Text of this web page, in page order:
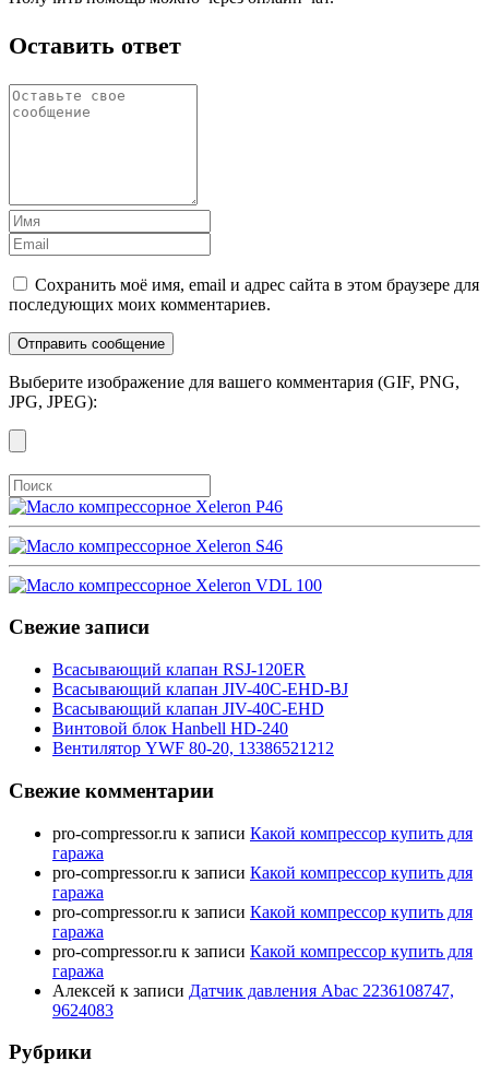
Оставить ответ
Сохранить моё имя, email и адрес сайта в этом браузере для
последующих моих комментариев.
Выберите изображение для вашего комментария (GIF, PNG,
JPG, JPEG):
Свежие записи
Всасывающий клапан RSJ-120ER
Всасывающий клапан JIV-40C-EHD-BJ
Всасывающий клапан JIV-40C-EHD
Винтовой блок Hanbell HD-240
Вентилятор YWF 80-20, 13386521212
Свежие комментарии
pro-compressor.ru к записи Какой компрессор купить для
гаража
pro-compressor.ru к записи Какой компрессор купить для
гаража
pro-compressor.ru к записи Какой компрессор купить для
гаража
pro-compressor.ru к записи Какой компрессор купить для
гаража
Алексей к записи Датчик давления Abac 2236108747,
9624083
Рубрики